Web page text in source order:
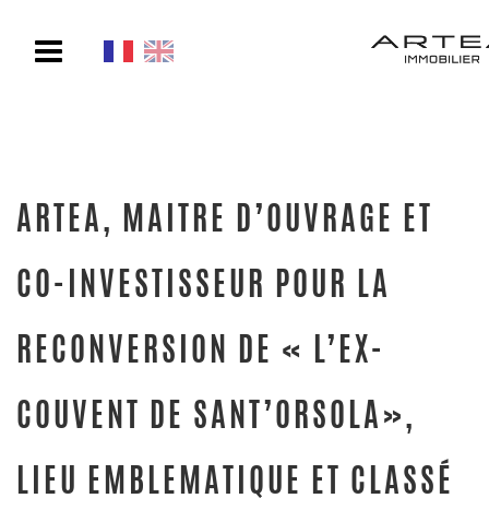
Toggle
ARTEA, MAITRE D’OUVRAGE ET
CO-INVESTISSEUR POUR LA
RECONVERSION DE « L’EX-
COUVENT DE SANT’ORSOLA»,
LIEU EMBLEMATIQUE ET CLASSÉ